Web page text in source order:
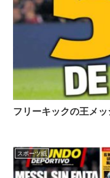
フリーキックの王メ
スポーツ紙